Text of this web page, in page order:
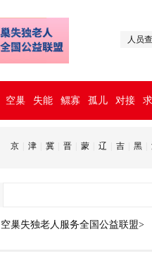
人员
空巢 失能 鳏寡 孤儿 对接
京 津 冀 晋 蒙 辽 吉 黑
空巢失独老人服务全国公益联盟>